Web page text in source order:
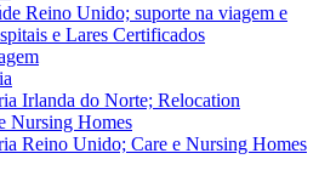
Reino Unido; suporte na viagem e
e Lares Certificados
Irlanda do Norte; Relocation
Nursing Homes
Reino Unido; Care e Nursing Homes